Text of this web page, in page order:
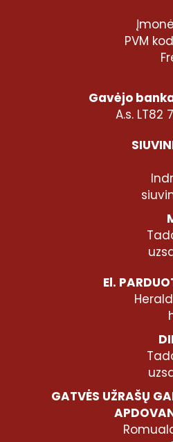
PVM
Gavėjo
A.s. LT82
El.
GATVĖS UŽRAŠŲ